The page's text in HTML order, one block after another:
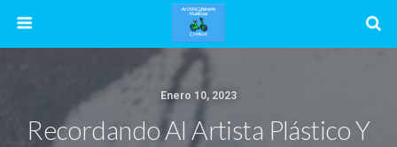
Enero 10, 2023
Recordando Al Artista Plástico Y